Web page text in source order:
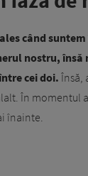
când
nostru, însă
cei doi. Însă,
În momentul
înainte.